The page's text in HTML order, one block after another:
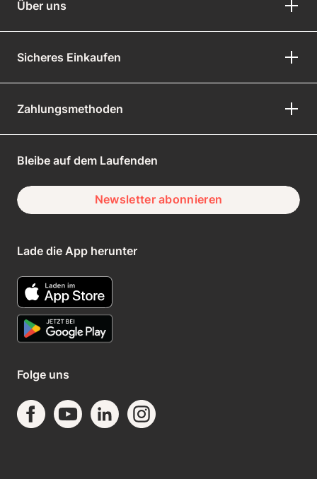
Über uns
Zahlungsmethoden
Sicheres Einkaufen
Bleibe auf dem Laufenden
Newsletter abonnieren
Lade die App herunter
Folge uns